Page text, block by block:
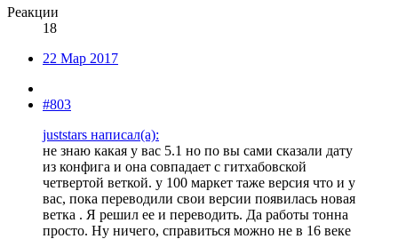
Реакции
18
22 Мар 2017
#803
juststars написал(а):
не знаю какая у вас 5.1 но по вы сами сказали дату
из конфига и она совпадает с гитхабовской
четвертой веткой. у 100 маркет таже версия что и у
вас, пока переводили свои версии появилась новая
ветка . Я решил ее и переводить. Да работы тонна
просто. Ну ничего, справиться можно не в 16 веке